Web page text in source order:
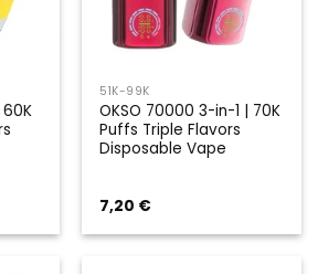
51K-99K
OKSO 70000 3-in-1 | 70K
Puffs Triple Flavors
Disposable Vape
7,20 €